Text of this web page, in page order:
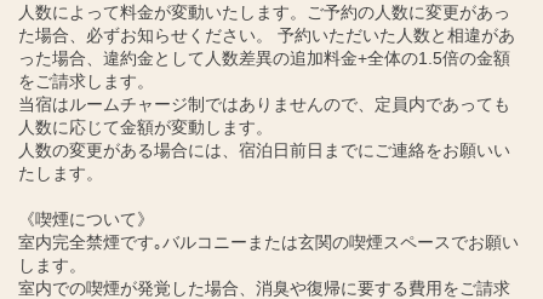
人数によって料金が変動いたします。ご予約の人数に変更があっ
た場合、必ずお知らせください。 予約いただいた人数と相違があ
った場合、違約金として人数差異の追加料金+全体の1.5倍の金額
をご請求します。
当宿はルームチャージ制ではありませんので、定員内であっても
人数に応じて金額が変動します。
人数の変更がある場合には、宿泊日前日までにご連絡をお願いい
たします。
《喫煙について》
室内完全禁煙です｡バルコニーまたは玄関の喫煙スペースでお願い
します。
室内での喫煙が発覚した場合、消臭や復帰に要する費用をご請求